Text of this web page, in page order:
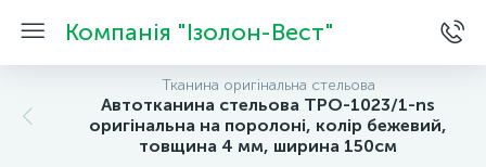
Компанія "Ізолон-Вест"
Тканина оригінальна стельова
Автотканина стельова TPO-1023/1-ns
оригінальна на поролоні, колір бежевий,
товщина 4 мм, ширина 150см